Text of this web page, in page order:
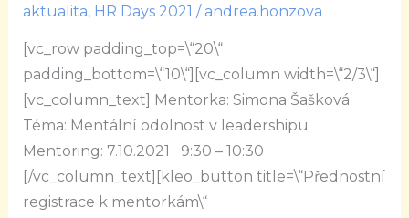
aktualita, HR Days 2021 / andrea.honzova
[vc_row padding_top=\“20\“
padding_bottom=\“10\“][vc_column width=\“2/3\“]
[vc_column_text] Mentorka: Simona Šašková
Téma: Mentální odolnost v leadershipu
Mentoring: 7.10.2021 9:30 – 10:30
[/vc_column_text][kleo_button title=\“Přednostní
registrace k mentorkám\“
v
leadershipu